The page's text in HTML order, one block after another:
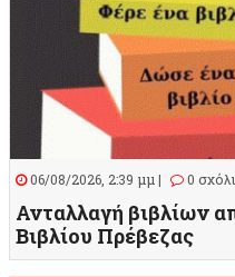
06/08/2026, 2:39 μμ | 0
Ανταλλαγή βιβλίων
Βιβλίου Πρέβεζας